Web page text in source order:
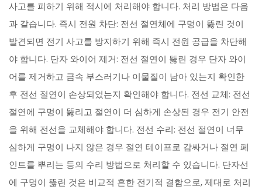
사고를 피하기 위해 적시에 처리해야 합니다. 처리 방법은 다음
과 같습니다. 즉시 전원 차단: 전선 절연체에 구멍이 뚫린 것이
발견되면 전기 사고를 방지하기 위해 즉시 전원 공급을 차단해
야 합니다. 단자 와이어 제거: 전선 절연이 뚫린 경우 단자 와이
어를 제거하고 금속 부스러기나 이물질이 남아 있는지 확인한
후 전선 절연이 손상되었는지 확인해야 합니다. 전선 교체: 전선
절연에 구멍이 뚫리고 절연이 더 심하게 손상된 경우 전기 안전
을 위해 전선을 교체해야 합니다. 전선 수리: 전선 절연이 너무
심하게 구멍이 나지 않은 경우 절연 테이프로 감싸거나 절연 페
인트를 뿌리는 등의 수리 방법으로 처리할 수 있습니다. 단자선
에 구멍이 뚫린 것은 비교적 흔한 전기적 결함으로, 제대로 처리